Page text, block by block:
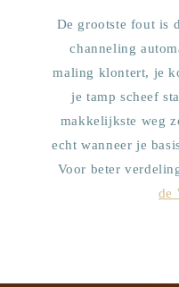
De grootste fout is
channeling
maling klontert, je
je tamp scheef
makkelijkste weg
echt wanneer je
Voor beter
de